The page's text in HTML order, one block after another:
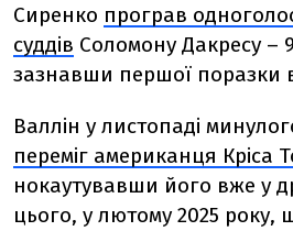
Сиренко програв
суддів Соломону Дакресу –
зазнавши першої поразки
Валлін у листопаді
переміг американця Кріса
нокаутувавши його вже у
цього, у лютому 2025 року,